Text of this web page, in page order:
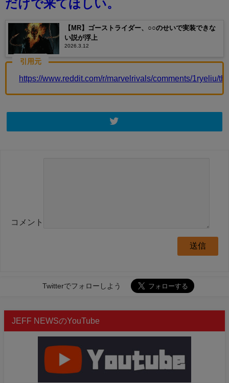
だけで来てほしい。
【MR】ゴーストライダー、○○のせいで実装できな
い説が浮上
2026.3.12
引用元
https://www.reddit.com/r/marvelrivals/comments/1ryeliu/
コメント
Twitterでフォローしよう
JEFF NEWSのYouTube